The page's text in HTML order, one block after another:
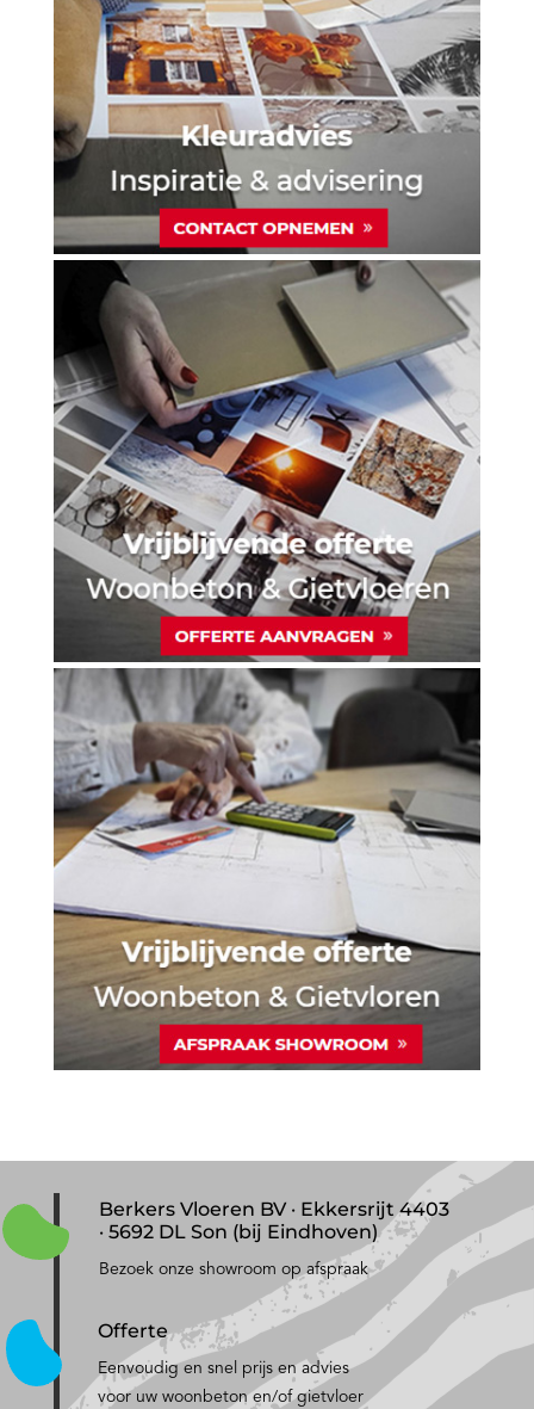
Berkers Vloeren BV · Ekkersrijt 4403
· 5692 DL Son (bij Eindhoven)
Bezoek onze showroom op afspraak
Offerte
Eenvoudig en snel prijs en advies
voor uw woonbeton en/of gietvloer